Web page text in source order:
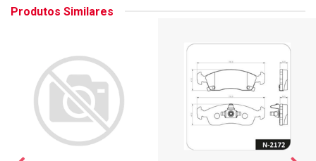
Produtos Similares